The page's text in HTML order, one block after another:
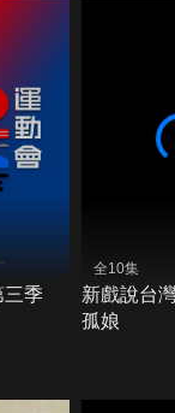
三季
全10集
新戲說台
孤娘